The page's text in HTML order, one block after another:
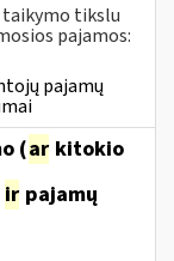
taikymo tikslu
pajamos:
pajamų
(ar kitokio
ir pajamų